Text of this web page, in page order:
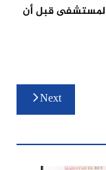
المستشفى قبل أن
Next